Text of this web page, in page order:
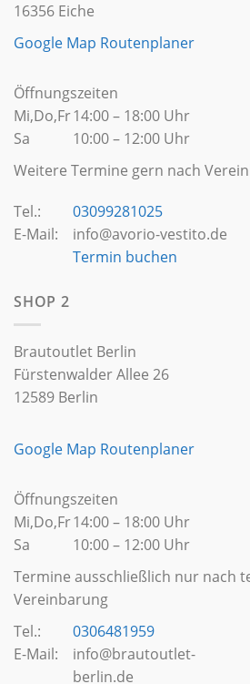
16356 Eiche
Google Map Routenplaner
Öffnungszeiten
Mi,Do,Fr
Sa
14:00 – 18:00 Uhr
10:00 – 12:00 Uhr
Weitere Termine gern nach
Tel.:
E-Mail:
03099281025
info@avorio-vestito.de
Termin buchen
SHOP 2
Brautoutlet Berlin
Fürstenwalder Allee 26
12589 Berlin
Google Map Routenplaner
Öffnungszeiten
Mi,Do,Fr
Sa
14:00 – 18:00 Uhr
10:00 – 12:00 Uhr
Termine ausschließlich nur nach
Vereinbarung
Tel.:
E-Mail:
0306481959
info@brautoutlet-
berlin.de